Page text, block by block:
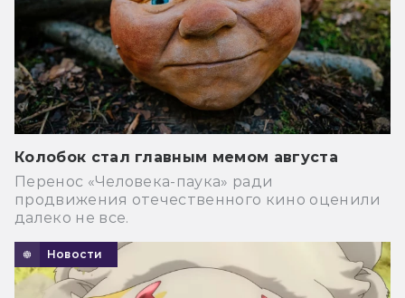
Колобок стал главным мемом августа
Перенос «Человека-паука» ради
продвижения отечественного кино оценили
далеко не все.
Новости